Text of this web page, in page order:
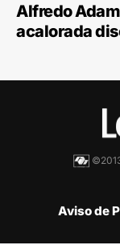
Alfredo
acalorada
Aviso de